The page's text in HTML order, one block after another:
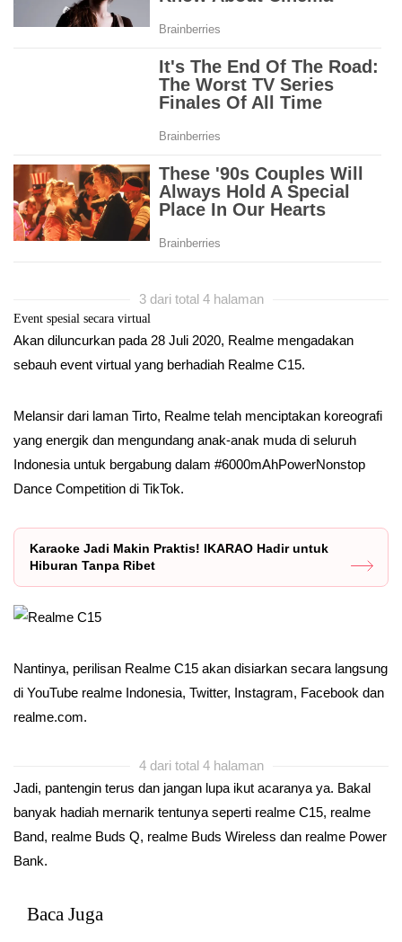
3 dari total 4 halaman
Event spesial secara virtual
Akan diluncurkan pada 28 Juli 2020, Realme mengadakan
sebauh event virtual yang berhadiah Realme C15.
Melansir dari laman Tirto, Realme telah menciptakan koreografi
yang energik dan mengundang anak-anak muda di seluruh
Indonesia untuk bergabung dalam #6000mAhPowerNonstop
Dance Competition di TikTok.
Karaoke Jadi Makin Praktis! IKARAO Hadir untuk
Hiburan Tanpa Ribet
Nantinya, perilisan Realme C15 akan disiarkan secara langsung
di YouTube realme Indonesia, Twitter, Instagram, Facebook dan
realme.com.
4 dari total 4 halaman
Jadi, pantengin terus dan jangan lupa ikut acaranya ya. Bakal
banyak hadiah mernarik tentunya seperti realme C15, realme
Band, realme Buds Q, realme Buds Wireless dan realme Power
Bank.
Baca Juga